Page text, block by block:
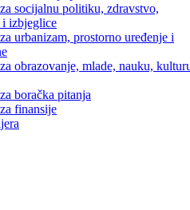
privredu
pravosuđe, upravu i radne odnose
unutrašnje poslove
socijalnu politiku, zdravstvo,
i izbjeglice
urbanizam, prostorno uređenje i
obrazovanje, mlade, nauku,
boračka pitanja
finansije